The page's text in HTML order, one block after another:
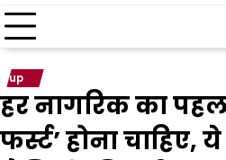
up
हर नागरिक का
फर्स्ट’ होना चाहिए,